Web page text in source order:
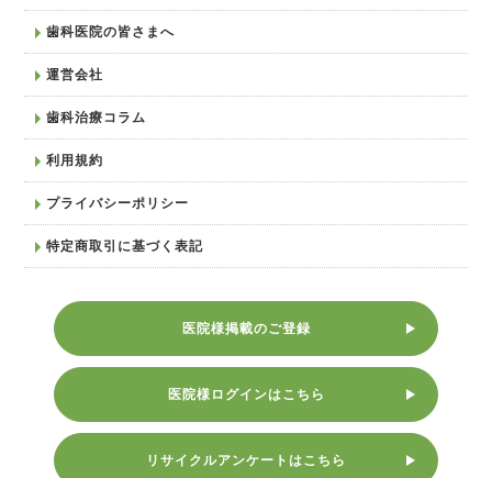
歯科医院の皆さまへ
運営会社
歯科治療コラム
利用規約
プライバシーポリシー
特定商取引に基づく表記
医院様掲載のご登録
医院様ログインはこちら
リサイクルアンケートはこちら